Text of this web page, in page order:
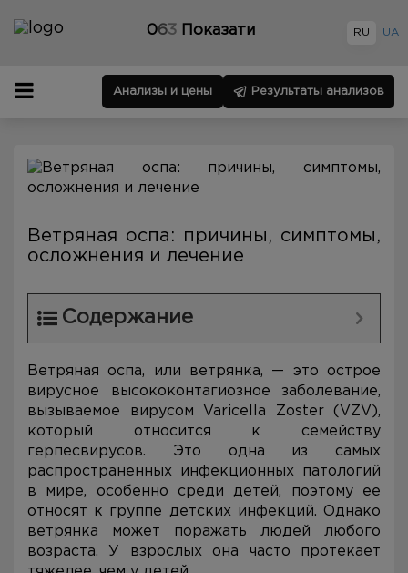
063 Показати RU UA
Анализы и цены Результаты анализов
Ветряная оспа: причины, симптомы,
осложнения и лечение
Содержание
Ветряная оспа, или ветрянка, — это острое
вирусное высококонтагиозное заболевание,
вызываемое вирусом Varicella Zoster (VZV),
который относится к семейству
герпесвирусов. Это одна из самых
распространенных инфекционных патологий
в мире, особенно среди детей, поэтому ее
относят к группе детских инфекций. Однако
ветрянка может поражать людей любого
возраста. У взрослых она часто протекает